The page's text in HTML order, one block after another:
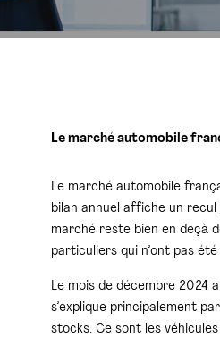
Le marché automobile
Le marché automobile
bilan annuel affiche un
marché reste bien en deçà
particuliers qui n’ont pas
Le mois de décembre 2024
s’explique principalement
stocks. Ce sont les